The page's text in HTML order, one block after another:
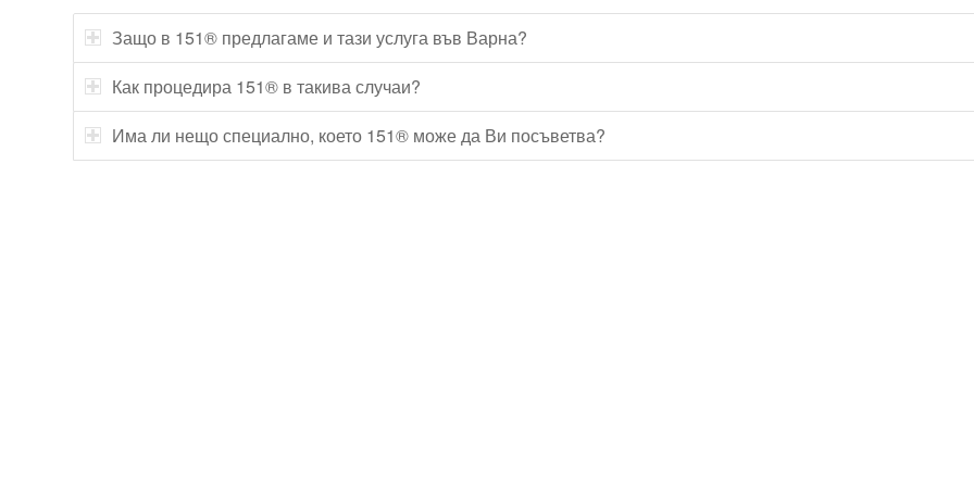
Защо в 151® предлагаме и тази услуга във Варна?
Как процедира 151® в такива случаи?
Има ли нещо специално, което 151® може да Ви посъветва?